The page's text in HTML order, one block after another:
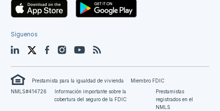
Síguenos
LinkedIn TwitterFacebookInstagramYouTube
Prestamista para la igualdad de vivienda
Miembro FDIC
NMLS#414726
Información importante sobre la
cobertura del seguro de la FDIC
Prestamistas
registrados en el
NMLS